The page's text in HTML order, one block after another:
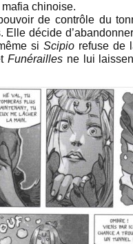
chinoise.
de contrôle du
Elle décide
si Scipio refuse de
Funérailles ne lui